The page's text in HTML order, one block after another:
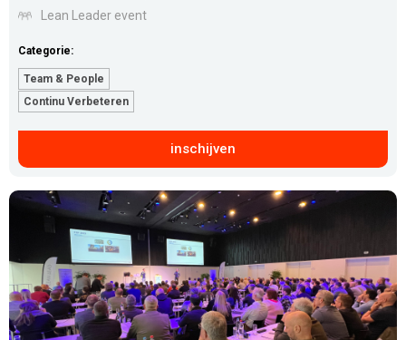
Lean Leader event
Categorie:
Team & People
Continu Verbeteren
inschijven